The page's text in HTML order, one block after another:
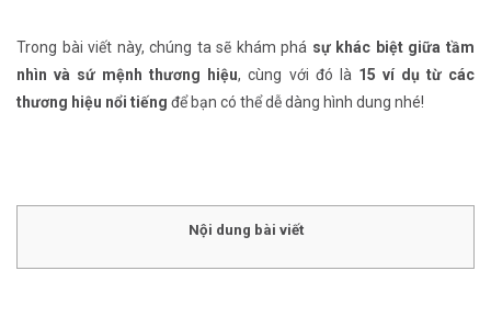
Trong bài viết này, chúng ta sẽ khám phá sự khác biệt giữa tầm
nhìn và sứ mệnh thương hiệu, cùng với đó là 15 ví dụ từ các
thương hiệu nổi tiếng để bạn có thể dễ dàng hình dung nhé!
Nội dung bài viết